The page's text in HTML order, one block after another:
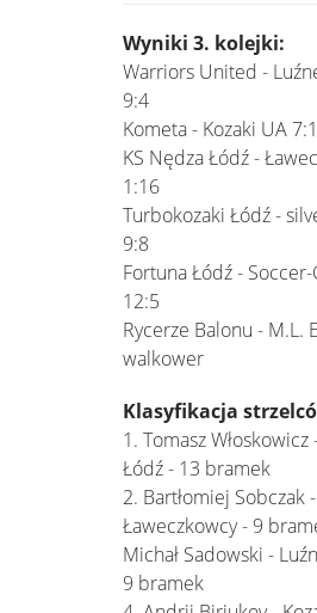
Wyniki 3. kolejki:
Warriors United -
9:4
Kometa - Kozaki UA
KS Nędza Łódź -
1:16
Turbokozaki Łódź -
9:8
Fortuna Łódź -
12:5
Rycerze Balonu - M.L.
walkower
Klasyfikacja
1. Tomasz
Łódź - 13 bramek
2. Bartłomiej Sobczak -
Ławeczkowcy - 9
Michał Sadowski -
9 bramek